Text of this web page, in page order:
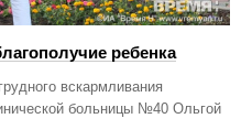
ребенка
вскармливания
больницы №40 Ольгой